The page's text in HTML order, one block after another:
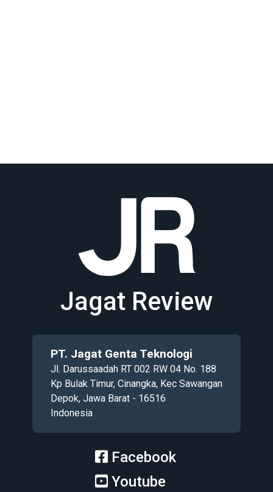
Jagat Review
PT. Jagat Genta Teknologi
Jl. Darussaadah RT 002 RW 04 No. 188
Kp Bulak Timur, Cinangka, Kec Sawangan
Depok, Jawa Barat - 16516
Indonesia
Facebook
Youtube